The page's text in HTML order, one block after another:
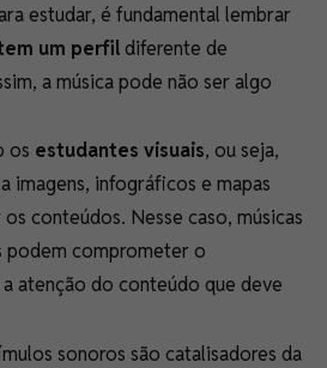
estudar, é fundamental lembrar
um perfildiferente de
a música pode não ser algo
os estudantes visuais, ou seja,
imagens, infográficos e mapas
conteúdos. Nesse caso, músicas
podem comprometer o
atenção do conteúdo que deve
sonoros são catalisadores da